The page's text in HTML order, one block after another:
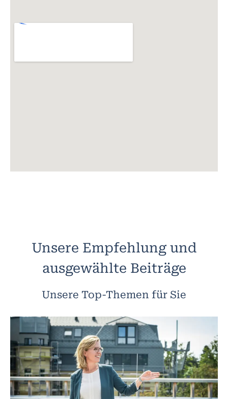
Unsere Empfehlung und
ausgewählte Beiträge
Unsere Top-Themen für Sie